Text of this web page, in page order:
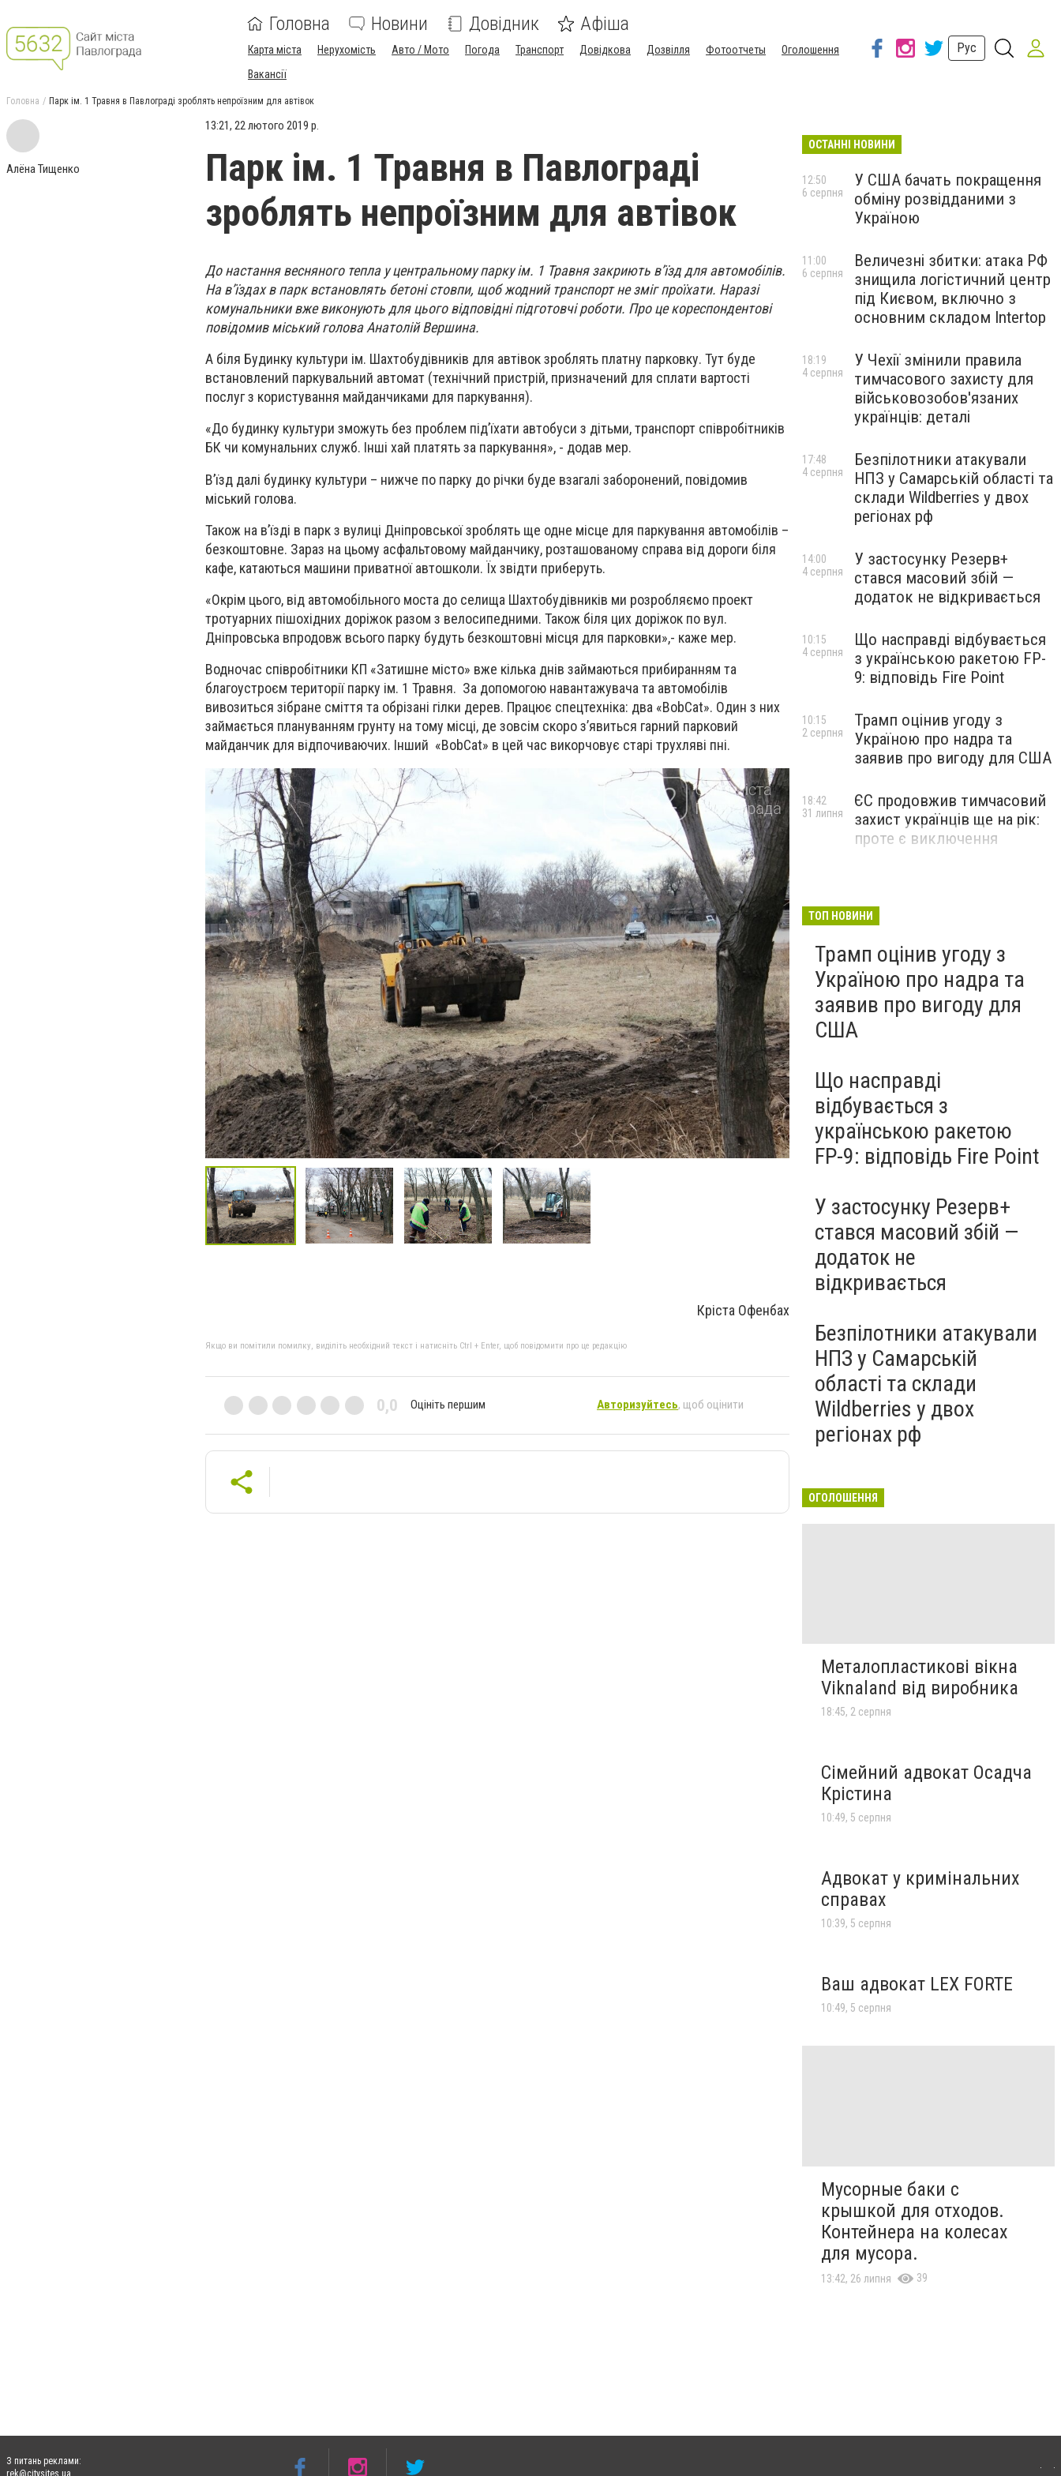
Головна Новини Довідник Афіша
Карта міста Нерухомість Авто / Мото Погода Транспорт Довідкова Дозвілля Фотоотчеты
Оголошення
Вакансії
Рус
Головна Парк ім. 1 Травня в Павлограді зроблять непроїзним для автівок
Алёна Тищенко
13:21, 22 лютого 2019 р.
Парк ім. 1 Травня в Павлограді
зроблять непроїзним для автівок
До настання весняного тепла у центральному парку ім. 1 Травня закриють в’їзд для автомобілів.
На в’їздах в парк встановлять бетоні стовпи, щоб жодний транспорт не зміг проїхати. Наразі
комунальники вже виконують для цього відповідні підготовчі роботи. Про це кореспондентові
повідомив міський голова Анатолій Вершина.
А біля Будинку культури ім. Шахтобудівників для автівок зроблять платну парковку. Тут буде
встановлений паркувальний автомат (технічний пристрій, призначений для сплати вартості
послуг з користування майданчиками для паркування).
«До будинку культури зможуть без проблем під’їхати автобуси з дітьми, транспорт співробітників
БК чи комунальних служб. Інші хай платять за паркування», - додав мер.
В’їзд далі будинку культури – нижче по парку до річки буде взагалі заборонений, повідомив
міський голова.
Також на в’їзді в парк з вулиці Дніпровської зроблять ще одне місце для паркування автомобілів –
безкоштовне. Зараз на цьому асфальтовому майданчику, розташованому справа від дороги біля
кафе, катаються машини приватної автошколи. Їх звідти приберуть.
«Окрім цього, від автомобільного моста до селища Шахтобудівників ми розробляємо проект
тротуарних пішохідних доріжок разом з велосипедними. Також біля цих доріжок по вул.
Дніпровська впродовж всього парку будуть безкоштовні місця для парковки»,- каже мер.
Водночас співробітники КП «Затишне місто» вже кілька днів займаються прибиранням та
благоустроєм території парку ім. 1 Травня. За допомогою навантажувача та автомобілів
вивозиться зібране сміття та обрізані гілки дерев. Працює спецтехніка: два «BobCat». Один з них
займається плануванням грунту на тому місці, де зовсім скоро з’явиться гарний парковий
майданчик для відпочиваючих. Інший «BobCat» в цей час викорчовує старі трухляві пні.
Кріста Офенбах
Якщо ви помітили помилку, виділіть необхідний текст і натисніть Ctrl + Enter, щоб повідомити про це редакцію
0,0 Оцініть першим Авторизуйтесь, щоб оцінити
ОСТАННІ НОВИНИ
У США бачать покращення
обміну розвідданими з
Україною
12:50
6 серпня
Величезні збитки: атака РФ
знищила логістичний центр
під Києвом, включно з
основним складом Intertop
11:00
6 серпня
У Чехії змінили правила
тимчасового захисту для
військовозобов'язаних
українців: деталі
18:19
4 серпня
Безпілотники атакували
НПЗ у Самарській області та
склади Wildberries у двох
регіонах рф
17:48
4 серпня
У застосунку Резерв+
стався масовий збій —
додаток не відкривається
14:00
4 серпня
Що насправді відбувається
з українською ракетою FP-
9: відповідь Fire Point
10:15
4 серпня
Трамп оцінив угоду з
Україною про надра та
заявив про вигоду для США
10:15
2 серпня
ЄС продовжив тимчасовий
захист українців ще на рік:
проте є виключення
18:42
31 липня
ТОП НОВИНИ
Трамп оцінив угоду з
Україною про надра та
заявив про вигоду для
США
Що насправді
відбувається з
українською ракетою
FP-9: відповідь Fire Point
У застосунку Резерв+
стався масовий збій —
додаток не
відкривається
Безпілотники атакували
НПЗ у Самарській
області та склади
Wildberries у двох
регіонах рф
ОГОЛОШЕННЯ
Металопластикові вікна
Viknaland від виробника
18:45, 2 серпня
Сімейний адвокат Осадча
Крістина
10:49, 5 серпня
Адвокат у кримінальних
справах
10:39, 5 серпня
Ваш адвокат LEX FORTE
10:49, 5 серпня
Мусорные баки с
крышкой для отходов.
Контейнера на колесах
для мусора.
13:42, 26 липня 39
З питань реклами:
rek@citysites.ua